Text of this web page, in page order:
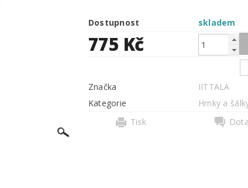
Dostupnost skladem
775 Kč
Značka
IITTALA
Kategorie
Hrnky a
Tisk